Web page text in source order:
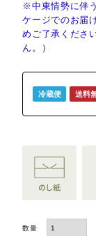
※中東情勢に伴
ケージでのお届
めご了承くださ
ん。）
冷蔵便 送料